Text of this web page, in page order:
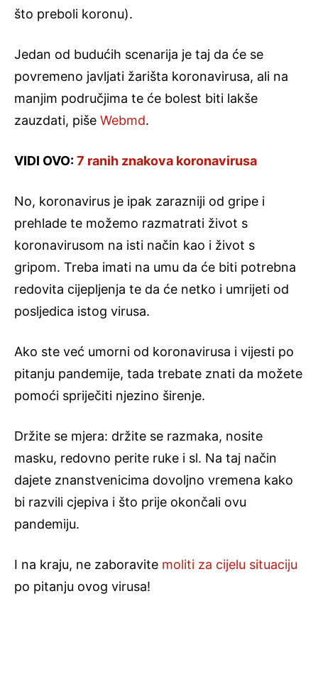
što preboli koronu).
Jedan od budućih scenarija je taj da će se
povremeno javljati žarišta koronavirusa, ali na
manjim područjima te će bolest biti lakše
zauzdati, piše Webmd.
VIDI OVO:7 ranih znakova koronavirusa
No, koronavirus je ipak zarazniji od gripe i
prehlade te možemo razmatrati život s
koronavirusom na isti način kao i život s
gripom. Treba imati na umu da će biti potrebna
redovita cijepljenja te da će netko i umrijeti od
posljedica istog virusa.
Ako ste već umorni od koronavirusa i vijesti po
pitanju pandemije, tada trebate znati da možete
pomoći spriječiti njezino širenje.
Držite se mjera: držite se razmaka, nosite
masku, redovno perite ruke i sl. Na taj način
dajete znanstvenicima dovoljno vremena kako
bi razvili cjepiva i što prije okončali ovu
pandemiju.
I na kraju, ne zaboravite moliti za cijelu situaciju
po pitanju ovog virusa!